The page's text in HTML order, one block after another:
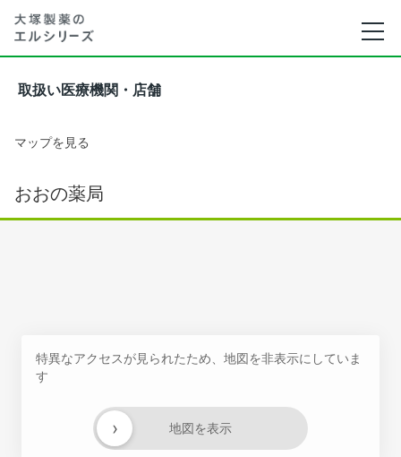
取扱い医療機関・店舗
マップを見る
おおの薬局
特異なアクセスが見られたため、地図を非表示にしていま
す
地図を表示
›